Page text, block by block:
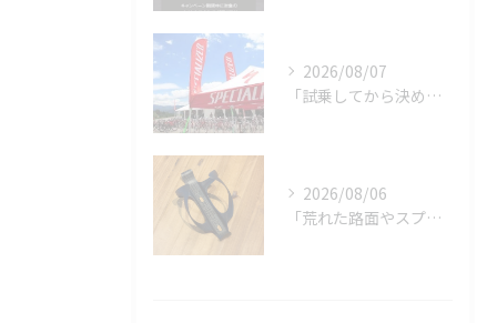
2026/08/07
「試乗してから決める。」 それがPOWER-KIDSの一番大切にしていることです。
2026/08/06
「荒れた路面やスプリントでボトルが飛んでヒヤッとしたこと、あ...